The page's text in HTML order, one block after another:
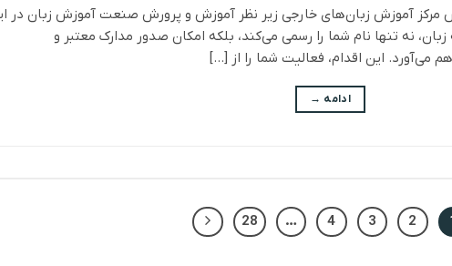
مرکز آموزش زبان‌های خارجی زیر نظر آموزش و پرورش صنعت آموزش زبان در
نه تنها نام شما را رسمی می‌کند، بلکه امکان صدور مدارک معتبر و
می‌آورد. این اقدام، فعالیت شما را از […]
ادامه →
2
3
4
…
28